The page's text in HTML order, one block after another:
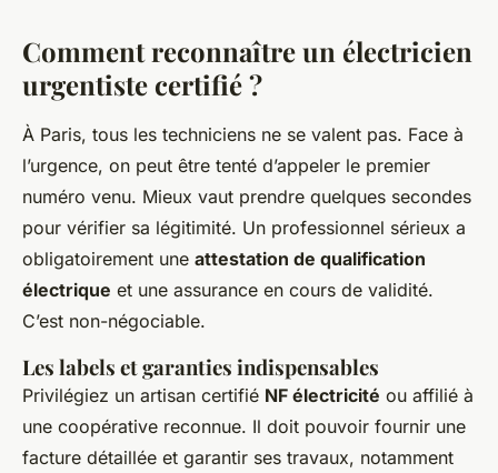
Comment reconnaître un électricien
urgentiste certifié ?
À Paris, tous les techniciens ne se valent pas. Face à
l’urgence, on peut être tenté d’appeler le premier
numéro venu. Mieux vaut prendre quelques secondes
pour vérifier sa légitimité. Un professionnel sérieux a
obligatoirement une attestation de qualification
électrique et une assurance en cours de validité.
C’est non-négociable.
Les labels et garanties indispensables
Privilégiez un artisan certifié NF électricité ou affilié à
une coopérative reconnue. Il doit pouvoir fournir une
facture détaillée et garantir ses travaux, notamment